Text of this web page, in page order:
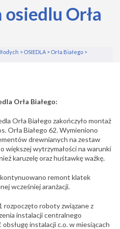
Orła
> OSIEDLA > Orła Białego >
Orła Białego:
Orła Białego zakończyło montaż
Orła Białego 62. Wymieniono
drewnianych na zestaw
większej wytrzymałości na warunki
karuzelę oraz huśtawkę ważkę.
remont klatek
wcześniej aranżacji.
rozpoczęto roboty związane z
instalacji centralnego
instalacji c.o. w miesiącach